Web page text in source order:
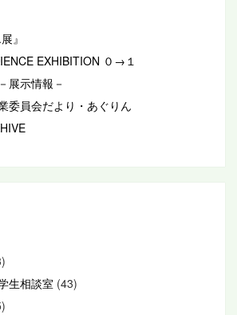
』
EXHIBITION ０→１
展示情報－
委員会だより・あぐりん
生相談室 (43)